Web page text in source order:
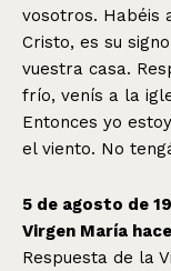
vosotros. Habéis
Cristo, es su
vuestra casa.
frío, venís a la
Entonces yo
el viento. No
5 de agosto de
Virgen María
Respuesta de la